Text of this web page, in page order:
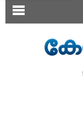
SECTIONS